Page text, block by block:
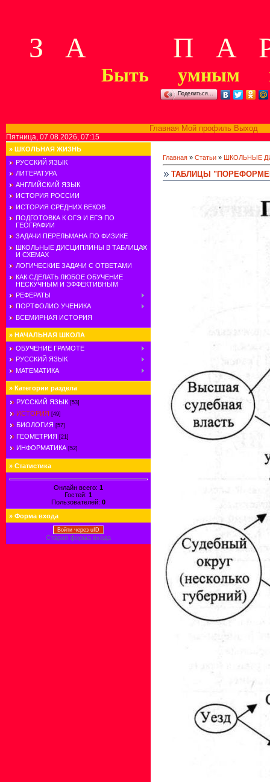
З А П А Р
Быть умным
Поделиться…
Главная Мой профиль Выход
Пятница, 07.08.2026, 07:15
» ШКОЛЬНАЯ ЖИЗНЬ
РУССКИЙ ЯЗЫК
ЛИТЕРАТУРА
АНГЛИЙСКИЙ ЯЗЫК
ИСТОРИЯ РОССИИ
ИСТОРИЯ СРЕДНИХ ВЕКОВ
ПОДГОТОВКА К ОГЭ И ЕГЭ ПО
ГЕОГРАФИИ
ЗАДАЧИ ПЕРЕЛЬМАНА ПО ФИЗИКЕ
ШКОЛЬНЫЕ ДИСЦИПЛИНЫ В ТАБЛИЦАХ
И СХЕМАХ
ЛОГИЧЕСКИЕ ЗАДАЧИ С ОТВЕТАМИ
КАК СДЕЛАТЬ ЛЮБОЕ ОБУЧЕНИЕ
НЕСКУЧНЫМ И ЭФФЕКТИВНЫМ
РЕФЕРАТЫ
ПОРТФОЛИО УЧЕНИКА
ВСЕМИРНАЯ ИСТОРИЯ
» НАЧАЛЬНАЯ ШКОЛА
ОБУЧЕНИЕ ГРАМОТЕ
РУССКИЙ ЯЗЫК
МАТЕМАТИКА
» Категории раздела
РУССКИЙ ЯЗЫК [53]
ИСТОРИЯ [49]
БИОЛОГИЯ [57]
ГЕОМЕТРИЯ [21]
ИНФОРМАТИКА [52]
» Статистика
Онлайн всего: 1
Гостей: 1
Пользователей: 0
» Форма входа
Войти через uID
Старая форма входа
Главная » Статьи » ШКОЛЬНЫЕ
ТАБЛИЦЫ